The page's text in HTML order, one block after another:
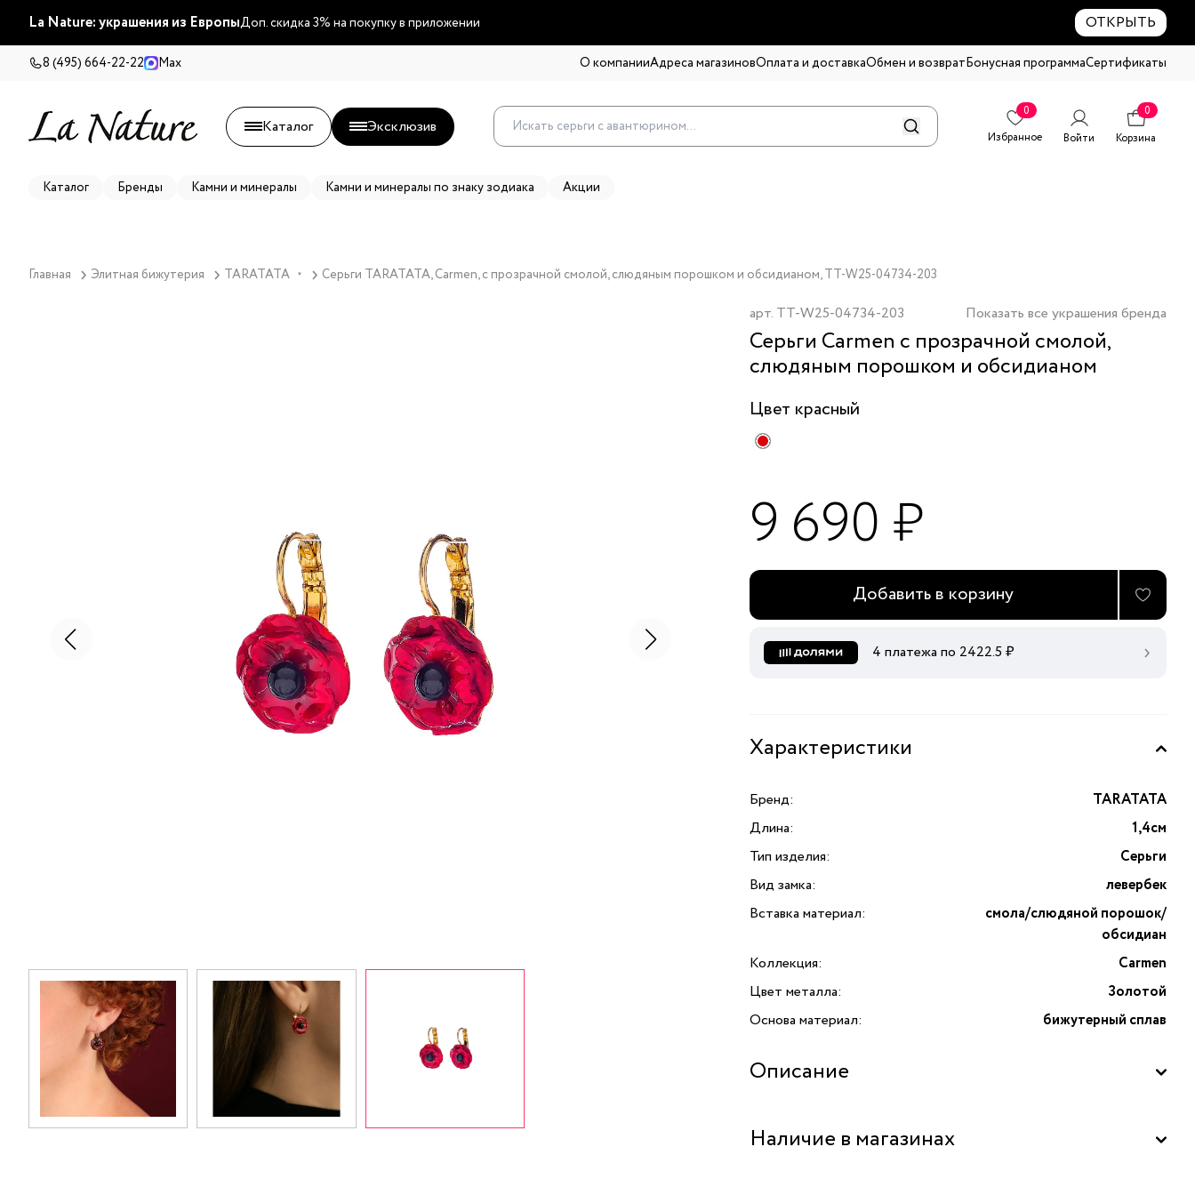
La Nature: украшения из ЕвропыДоп. скидка 3% на покупку в приложении ОТКРЫТЬ
8 (495) 664-22-22 Max О компанииАдреса магазиновОплата и доставкаОбмен и возвратБонусная программаСертификаты
Каталог Эксклюзив
0
Избранное
Войти
0
Корзина
Каталог Бренды Камни и минералы Камни и минералы по знаку зодиака Акции
Главная Элитная бижутерия TARATATA ▼ Серьги TARATATA, Carmen, с прозрачной смолой, слюдяным порошком и обсидианом, TT-W25-04734-203
арт. TT-W25-04734-203 Показать все украшения бренда
Серьги Carmen с прозрачной смолой,
слюдяным порошком и обсидианом
Цвет красный
9 690 ₽
Добавить в корзину
4 платежа по 2422.5 ₽
Характеристики
Бренд:
TARATATA
Длина:
1,4см
Тип изделия:
Серьги
Вид замка:
левербек
Вставка материал:
смола/слюдяной порошок/
обсидиан
Коллекция:
Carmen
Цвет металла:
Золотой
Основа материал:
бижутерный сплав
Описание
и обсидианом от французского бренда TARATATA. Коллекция
Наличие в магазинах